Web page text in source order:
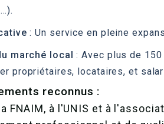
: Un service en pleine
marché local : Avec plus de
propriétaires, locataires, et
reconnus :
FNAIM, à l'UNIS et à